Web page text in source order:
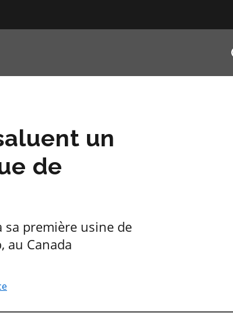
un
de
première usine de
au Canada